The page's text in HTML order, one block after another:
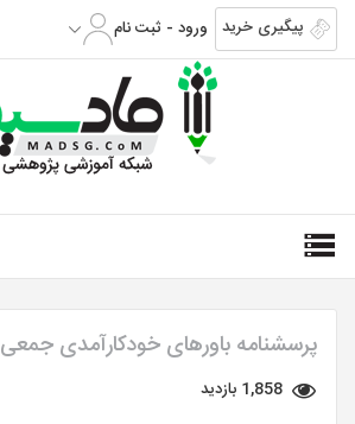
پیگیری خرید ورود - ثبت نام
پرسشنامه باورهای خودکارآمدی جمعی
1,858 بازدید